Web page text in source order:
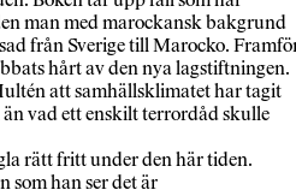
man med marockansk bakgrund
från Sverige till Marocko.
hårt av den nya lagstiftningen.
att samhällsklimatet har tagit
vad ett enskilt terrordåd skulle
rätt fritt under den här tiden.
som han ser det är